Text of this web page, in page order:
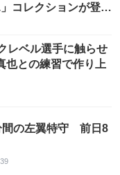
コレクションが登
レベル選手に触らせ
也との練習で作り上
間の左翼特守 前日8